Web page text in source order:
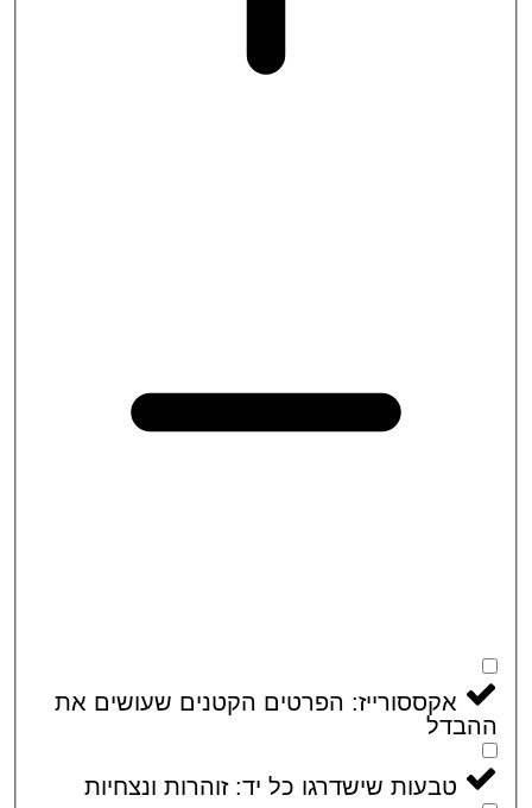
אקססורייז: הפרטים הקטנים שעושים את
טבעות שישדרגו כל יד: זוהרות ונצחיות